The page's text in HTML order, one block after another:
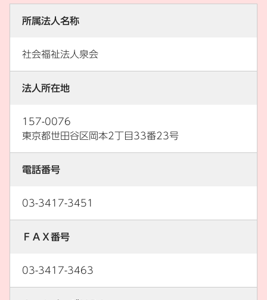
所属法人名称
社会福祉法人泉会
法人所在地
157-0076
東京都世田谷区岡本2丁目33番23号
電話番号
03-3417-3451
ＦＡＸ番号
03-3417-3463